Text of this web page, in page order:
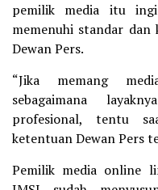
pemilik media itu
memenuhi standar
Dewan Pers.
“Jika memang
sebagaimana
profesional, tentu
ketentuan Dewan Pers
Pemilik media online